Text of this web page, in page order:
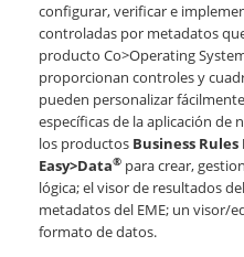
configurar, verificar e
controladas por metadatos
producto Co>Operating
proporcionan controles y
pueden personalizar
específicas de la aplicación de
los productos Business
Easy>Data® para crear,
lógica; el visor de resultados
metadatos del EME; un visor/
formato de datos.